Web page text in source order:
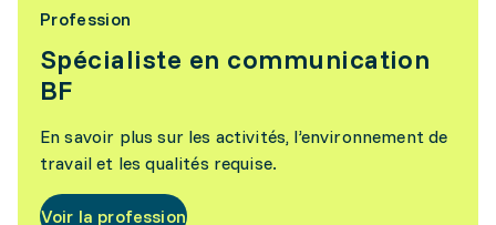
Profession
Spécialiste en communication
BF
En savoir plus sur les activités, l’environnement de
travail et les qualités requise.
Voir la profession